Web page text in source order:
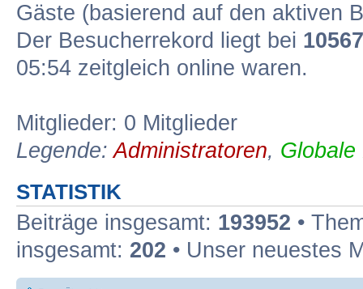
Gäste (basierend auf den aktiven
Der Besucherrekord liegt bei 10567
05:54 zeitgleich online waren.
Mitglieder: 0 Mitglieder
Legende:Administratoren, Globale
STATISTIK
Beiträge insgesamt: 193952 •
insgesamt: 202 • Unser neuestes